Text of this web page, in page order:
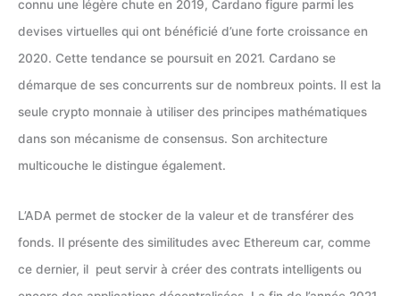
connu une légère chute en 2019, Cardano figure parmi les
devises virtuelles qui ont bénéficié d’une forte croissance en
2020. Cette tendance se poursuit en 2021. Cardano se
démarque de ses concurrents sur de nombreux points. Il est la
seule crypto monnaie à utiliser des principes mathématiques
dans son mécanisme de consensus. Son architecture
multicouche le distingue également.
L’ADA permet de stocker de la valeur et de transférer des
fonds. Il présente des similitudes avec Ethereum car, comme
ce dernier, il peut servir à créer des contrats intelligents ou